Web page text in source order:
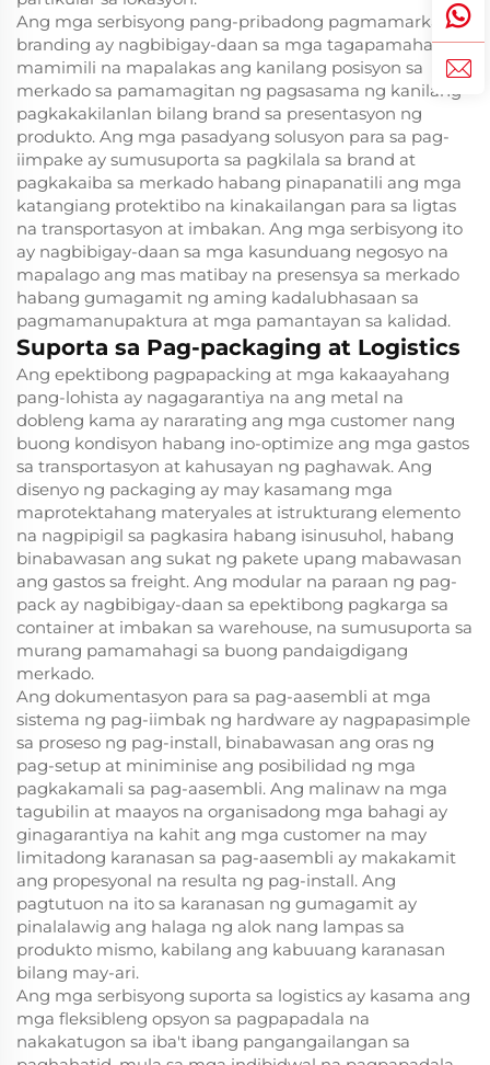
Ang mga serbisyong pang-pribadong pagmamarka at
branding ay nagbibigay-daan sa mga tagapamahagi at
mamimili na mapalakas ang kanilang posisyon sa
merkado sa pamamagitan ng pagsasama ng kanilang
pagkakakilanlan bilang brand sa presentasyon ng
produkto. Ang mga pasadyang solusyon para sa pag-
iimpake ay sumusuporta sa pagkilala sa brand at
pagkakaiba sa merkado habang pinapanatili ang mga
katangiang protektibo na kinakailangan para sa ligtas
na transportasyon at imbakan. Ang mga serbisyong ito
ay nagbibigay-daan sa mga kasunduang negosyo na
mapalago ang mas matibay na presensya sa merkado
habang gumagamit ng aming kadalubhasaan sa
pagmamanupaktura at mga pamantayan sa kalidad.
Suporta sa Pag-packaging at Logistics
Ang epektibong pagpapacking at mga kakaayahang
pang-lohista ay nagagarantiya na ang metal na
dobleng kama ay nararating ang mga customer nang
buong kondisyon habang ino-optimize ang mga gastos
sa transportasyon at kahusayan ng paghawak. Ang
disenyo ng packaging ay may kasamang mga
maprotektahang materyales at istrukturang elemento
na nagpipigil sa pagkasira habang isinusuhol, habang
binabawasan ang sukat ng pakete upang mabawasan
ang gastos sa freight. Ang modular na paraan ng pag-
pack ay nagbibigay-daan sa epektibong pagkarga sa
container at imbakan sa warehouse, na sumusuporta sa
murang pamamahagi sa buong pandaigdigang
merkado.
Ang dokumentasyon para sa pag-aasembli at mga
sistema ng pag-iimbak ng hardware ay nagpapasimple
sa proseso ng pag-install, binabawasan ang oras ng
pag-setup at miniminise ang posibilidad ng mga
pagkakamali sa pag-aasembli. Ang malinaw na mga
tagubilin at maayos na organisadong mga bahagi ay
ginagarantiya na kahit ang mga customer na may
limitadong karanasan sa pag-aasembli ay makakamit
ang propesyonal na resulta ng pag-install. Ang
pagtutuon na ito sa karanasan ng gumagamit ay
pinalalawig ang halaga ng alok nang lampas sa
produkto mismo, kabilang ang kabuuang karanasan
bilang may-ari.
Ang mga serbisyong suporta sa logistics ay kasama ang
mga fleksibleng opsyon sa pagpapadala na
nakakatugon sa iba't ibang pangangailangan sa